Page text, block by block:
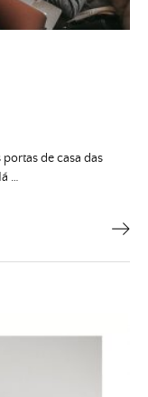
de casa das
…